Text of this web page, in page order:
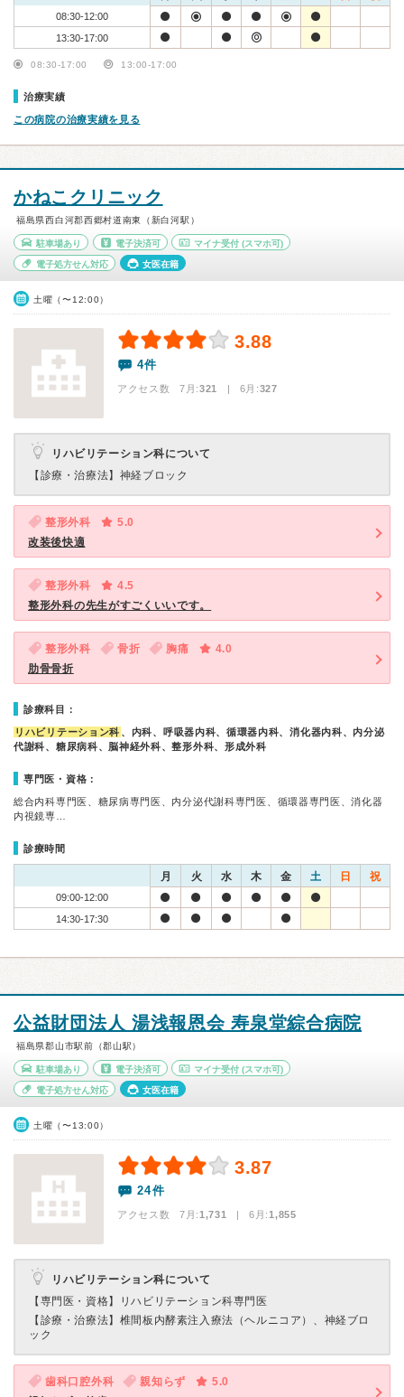
08:30-12:00
13:30-17:00
08:30-17:00 13:00-17:00
治療実績
この病院の治療実績を見る
かねこクリニック
福島県西白河郡西郷村道南東（新白河駅）
駐車場あり 電子決済可 マイナ受付 (スマホ可)
電子処方せん対応 女医在籍
土曜（〜12:00）
3.88
4件
アクセス数 7月:321 | 6月:327
リハビリテーション科について
【診療・治療法】 神経ブロック
整形外科
5.0
改装後快適
整形外科
4.5
整形外科の先生がすごくいいです。
整形外科 骨折 胸痛
4.0
肋骨骨折
診療科目：
リハビリテーション科 、内科、呼吸器内科、循環器内科、消化器内科、内分泌
代謝科、糖尿病科、脳神経外科、整形外科、形成外科
専門医・資格：
総合内科専門医、糖尿病専門医、内分泌代謝科専門医、循環器専門医、消化器
内視鏡専…
診療時間
月 火 水 木 金 土 日 祝
09:00-12:00
14:30-17:30
公益財団法人 湯浅報恩会 寿泉堂綜合病院
福島県郡山市駅前（郡山駅）
駐車場あり 電子決済可 マイナ受付 (スマホ可)
電子処方せん対応 女医在籍
土曜（〜13:00）
3.87
24件
アクセス数 7月:1,731 | 6月:1,855
リハビリテーション科について
【専門医・資格】
リハビリテーション科専門医
【診療・治療法】 椎間板内酵素注入療法（ヘルニコア）、神経ブロ
ック
歯科口腔外科 親知らず
5.0